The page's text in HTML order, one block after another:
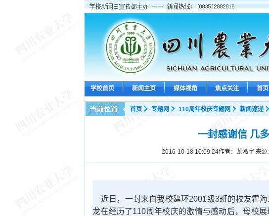
学校首页 新闻主页 媒体视角 焦点关注 首
首页 专题网 110周年校庆专题网 新闻速递
一封感谢信 几
2016-10-18 10:09:24作者：龙泓宇 来源
近日，一封来自我校建环2001级3班的校友霍
龙在经历了110周年校庆的激情与感动后，母校